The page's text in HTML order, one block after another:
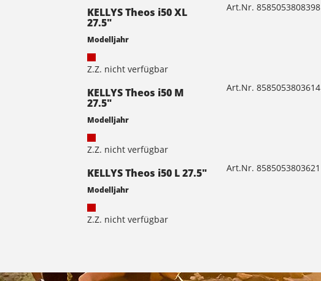
KELLYS Theos i50 XL
27.5"
Modelljahr
Z.Z. nicht verfügbar
Art.Nr. 8585053808398
KELLYS Theos i50 M
27.5"
Modelljahr
Z.Z. nicht verfügbar
Art.Nr. 8585053803614
KELLYS Theos i50 L 27.5"
Modelljahr
Z.Z. nicht verfügbar
Art.Nr. 8585053803621